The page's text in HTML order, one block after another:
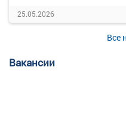
25.05.2026
Все
Вакансии